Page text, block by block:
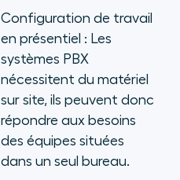
Configuration de travail
en présentiel : Les
systèmes PBX
nécessitent du matériel
sur site, ils peuvent donc
répondre aux besoins
des équipes situées
dans un seul bureau.